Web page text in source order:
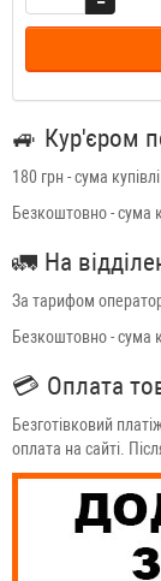
🚙 Кур'єром
180 грн - сума
Безкоштовно - сума
🚛 На
За тарифом
Безкоштовно - сума
💳 Оплата
Безготівковий
оплата на сайті.